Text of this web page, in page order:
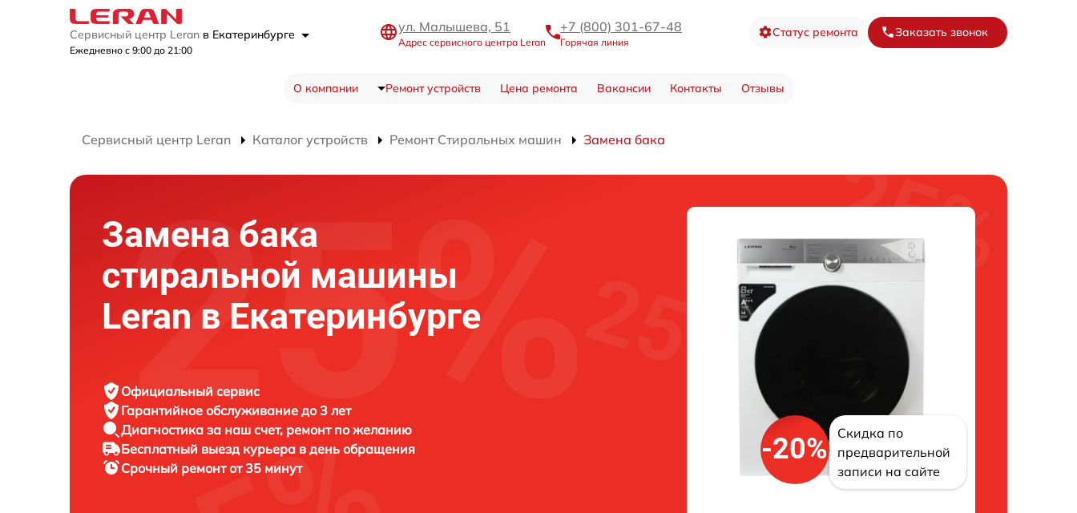
Сервисный центр Leran в Екатеринбурге
Ежедневно с 9:00 до 21:00
ул. Малышева, 51
Адрес сервисного центра Leran
+7 (800) 301-67-48
Горячая линия
Статус ремонта Заказать звонок
О компании Ремонт устройств Цена ремонта Вакансии Контакты Отзывы
Сервисный центр Leran Каталог устройств Ремонт Стиральных машин Замена бака
Замена бака
стиральной машины
Leran в Екатеринбурге
Официальный сервис
Гарантийное обслуживание до 3 лет
Диагностика за наш счет, ремонт по желанию
Бесплатный выезд курьера в день обращения
Срочный ремонтот 35 минут
-20%
Скидка по
предварительной
записи на сайте